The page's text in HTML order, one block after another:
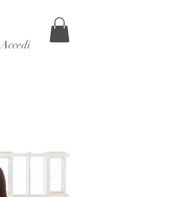
Accedi